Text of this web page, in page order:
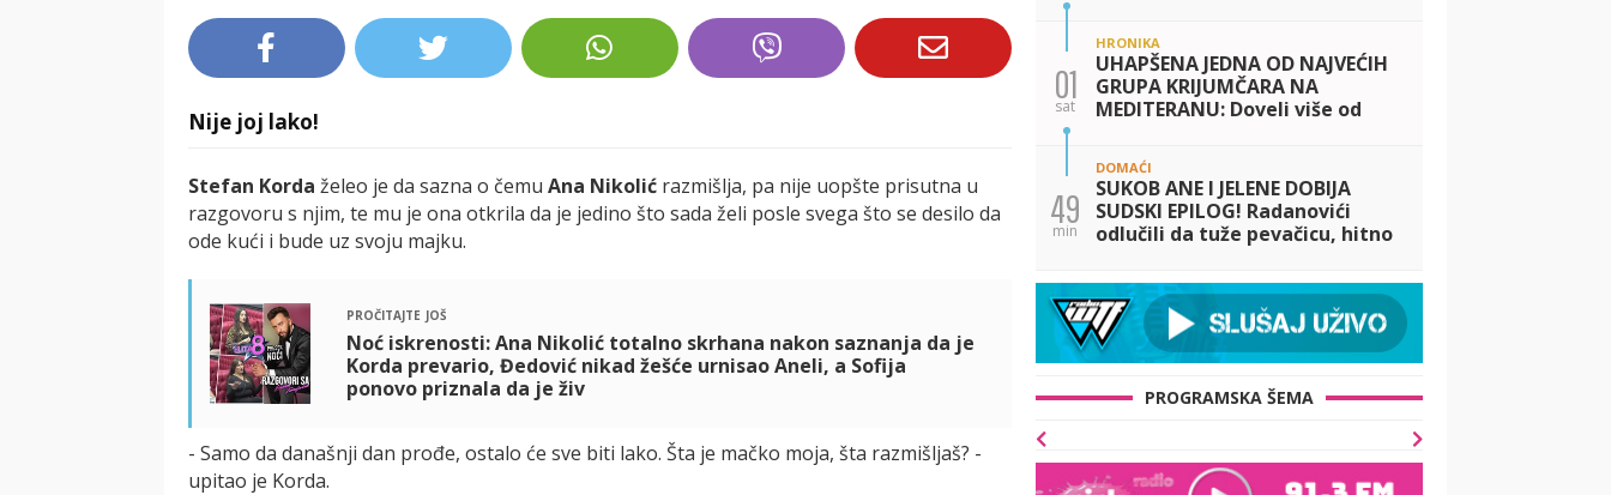
Nije joj lako!
Stefan Korda želeo je da sazna o čemu Ana Nikolić razmišlja, pa nije uopšte prisutna u
razgovoru s njim, te mu je ona otkrila da je jedino što sada želi posle svega što se desilo da
ode kući i bude uz svoju majku.
pročitajte još
Noć iskrenosti: Ana Nikolić totalno skrhana nakon saznanja da je
Korda prevario, Đedović nikad žešće urnisao Aneli, a Sofija
ponovo priznala da je živ
- Samo da današnji dan prođe, ostalo će sve biti lako. Šta je mačko moja, šta razmišljaš? -
upitao je Korda.
01
sat
HRONIKA
UHAPŠENA JEDNA OD NAJVEĆIH
GRUPA KRIJUMČARA NA
MEDITERANU: Doveli više od
zaradili 24 miliona evra
49
min
DOMAĆI
SUKOB ANE I JELENE DOBIJA
SUDSKI EPILOG! Radanovići
odlučili da tuže pevačicu, hitno
Spomenut i Raletov odnos sa
Slobom!
PROGRAMSKA ŠEMA